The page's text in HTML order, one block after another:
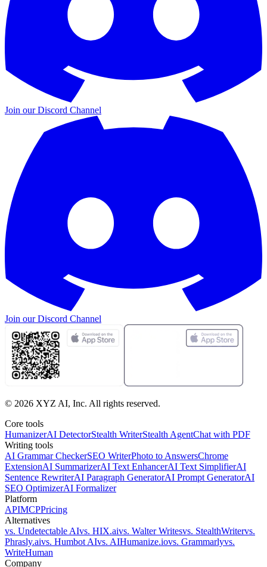
Join our Discord Channel
Join our Discord Channel
© 2026 XYZ AI, Inc. All rights reserved.
Core tools
HumanizerAI DetectorStealth WriterStealth AgentChat with PDF
Writing tools
AI Grammar CheckerSEO WriterPhoto to AnswersChrome
ExtensionAI SummarizerAI Text EnhancerAI Text SimplifierAI
Sentence RewriterAI Paragraph GeneratorAI Prompt GeneratorAI
SEO OptimizerAI Formalizer
Platform
APIMCPPricing
Alternatives
vs. Undetectable AIvs. HIX.aivs. Walter Writesvs. StealthWritervs.
Phrasly.aivs. Humbot AIvs. AIHumanize.iovs. Grammarlyvs.
WriteHuman
Company